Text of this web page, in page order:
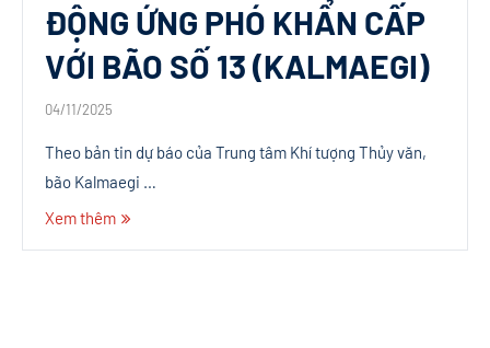
ĐỘNG ỨNG PHÓ KHẨN CẤP
VỚI BÃO SỐ 13 (KALMAEGI)
04/11/2025
Theo bản tin dự báo của Trung tâm Khí tượng Thủy văn,
bão Kalmaegi …
Xem thêm